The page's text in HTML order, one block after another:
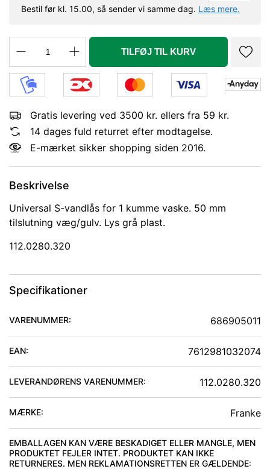
Bestil før kl. 15.00, så sender vi samme dag. Læs mere.
TILFØJ TIL KURV
Gratis levering ved 3500 kr. ellers fra 59 kr.
14 dages fuld returret efter modtagelse.
E-mærket sikker shopping siden 2016.
Beskrivelse
Universal S-vandlås for 1 kumme vaske. 50 mm
tilslutning væg/gulv. Lys grå plast.
112.0280.320
Specifikationer
VARENUMMER: 686905011
EAN: 7612981032074
LEVERANDØRENS VARENUMMER: 112.0280.320
MÆRKE: Franke
EMBALLAGEN KAN VÆRE BESKADIGET ELLER MANGLE, MEN
PRODUKTET FEJLER INTET. PRODUKTET KAN IKKE
RETURNERES. MEN REKLAMATIONSRETTEN ER GÆLDENDE: